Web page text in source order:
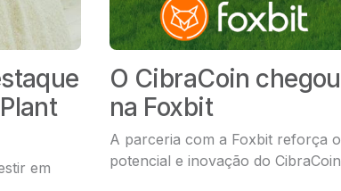
em
O CibraCoin chegou
na Foxbit
A parceria com a Foxbit reforça o
potencial e inovação do CibraCoin